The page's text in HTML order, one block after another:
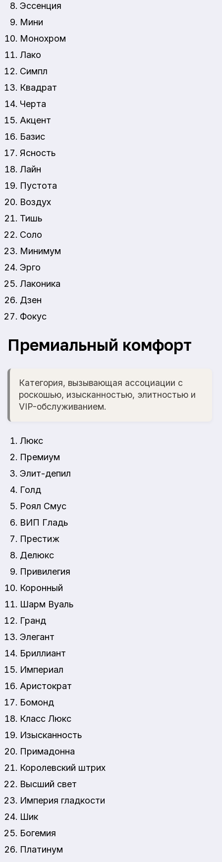
Эссенция
Мини
Монохром
Лако
Симпл
Квадрат
Черта
Акцент
Базис
Ясность
Лайн
Пустота
Воздух
Тишь
Соло
Минимум
Эрго
Лаконика
Дзен
Фокус
Премиальный комфорт
Категория, вызывающая ассоциации с
роскошью, изысканностью, элитностью и
VIP-обслуживанием.
Люкс
Премиум
Элит-депил
Голд
Роял Смус
ВИП Гладь
Престиж
Делюкс
Привилегия
Коронный
Шарм Вуаль
Гранд
Элегант
Бриллиант
Империал
Аристократ
Бомонд
Класс Люкс
Изысканность
Примадонна
Королевский штрих
Высший свет
Империя гладкости
Шик
Богемия
Платинум